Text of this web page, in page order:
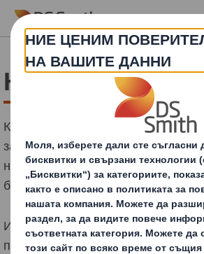
Skip to main content
Нашето
Концентрираме се върху нуждите
за да Ви помогнем да увеличите
намалите разходите, да
бъдете устойчиви
Използвайки уникалния
подход PackRight®,